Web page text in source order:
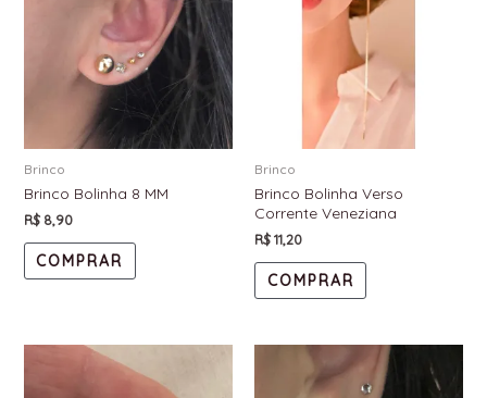
Brinco
Brinco Bolinha 8 MM
R$8,90
COMPRAR
Brinco
Brinco Bolinha Verso
Corrente Veneziana
R$11,20
COMPRAR